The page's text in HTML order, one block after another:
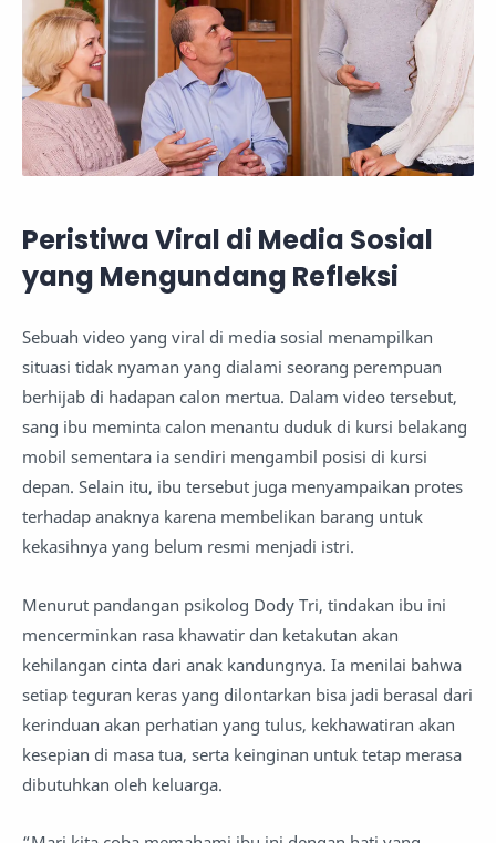
Peristiwa Viral di Media Sosial
yang Mengundang Refleksi
Sebuah video yang viral di media sosial menampilkan
situasi tidak nyaman yang dialami seorang perempuan
berhijab di hadapan calon mertua. Dalam video tersebut,
sang ibu meminta calon menantu duduk di kursi belakang
mobil sementara ia sendiri mengambil posisi di kursi
depan. Selain itu, ibu tersebut juga menyampaikan protes
terhadap anaknya karena membelikan barang untuk
kekasihnya yang belum resmi menjadi istri.
Menurut pandangan psikolog Dody Tri, tindakan ibu ini
mencerminkan rasa khawatir dan ketakutan akan
kehilangan cinta dari anak kandungnya. Ia menilai bahwa
setiap teguran keras yang dilontarkan bisa jadi berasal dari
kerinduan akan perhatian yang tulus, kekhawatiran akan
kesepian di masa tua, serta keinginan untuk tetap merasa
dibutuhkan oleh keluarga.